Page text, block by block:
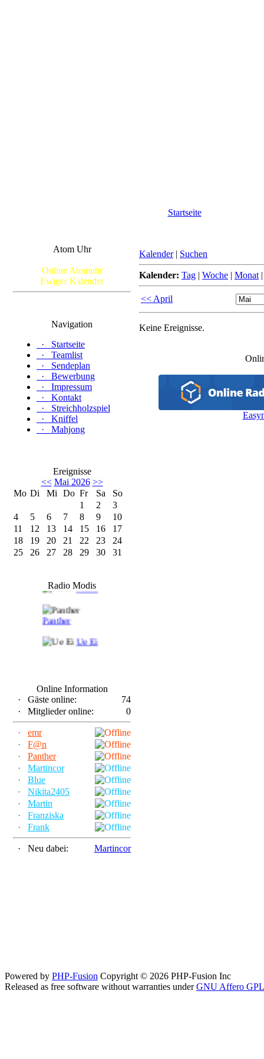
Startseite
Atom Uhr
Online Atomuhr
Ewiger Kalender
Navigation
·
Startseite
·
Teamlist
·
Sendeplan
·
Bewerbung
·
Impressum
·
Kontakt
·
Streichholzspiel
·
Kniffel
·
Mahjong
Ereignisse
<< Mai 2026 >>
Mo Di Mi Do Fr Sa
So
1
2
3
4
5 6 7 8 9
10
11
12 13 14 15 16
17
18
19 20 21 22 23
24
25
26 27 28 29 30 31
Radio Modis
Frank
Panther
Ue Ei
Online Information
·
Gäste online:
74
·
Mitglieder online: 0
·
emr
·
F@n
·
Panther
·
Martincor
·
Blue
·
Nikita2405
·
Martin
·
Franziska
·
Frank
· Neu dabei: Martincor
Kalender | Suchen
Kalender: Tag | Woche | Monat
<< April
Keine Ereignisse.
Powered by PHP-Fusion Copyright © 2026 PHP-Fusion Inc
Released as free software without warranties underGNU Affero GPL